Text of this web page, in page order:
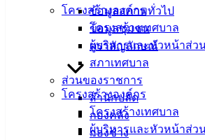
โครงสร้างองค์กร
โครงสร้างเทศบาล
ผู้บริหารและหัวหน้าส่ว
สภาเทศบาล
ส่วนของราชการ
สำนักปลัด
กองคลัง
กองช่าง
ข้อมูลสภาพทั่วไป
ข้อมูลชุมชน
ตราสัญลักษณ์
โครงสร้างองค์กร
โครงสร้างเทศบาล
ผู้บริหารและหัวหน้าส่ว
มิถุนายน 10, 2022มิถุนายน 10, 2022
ประกาศ การเลือกผู้แทนองค์กรเอกชนเพื่
คุณวุฒิใน กผส.ดาวน์โหลด
แบบเสนอชื่อผู้แทนองค์กรเอกชนดาวน์โห
หนังสือยินยอมเข้ารับการเลือกเป็นผู้แทนอ